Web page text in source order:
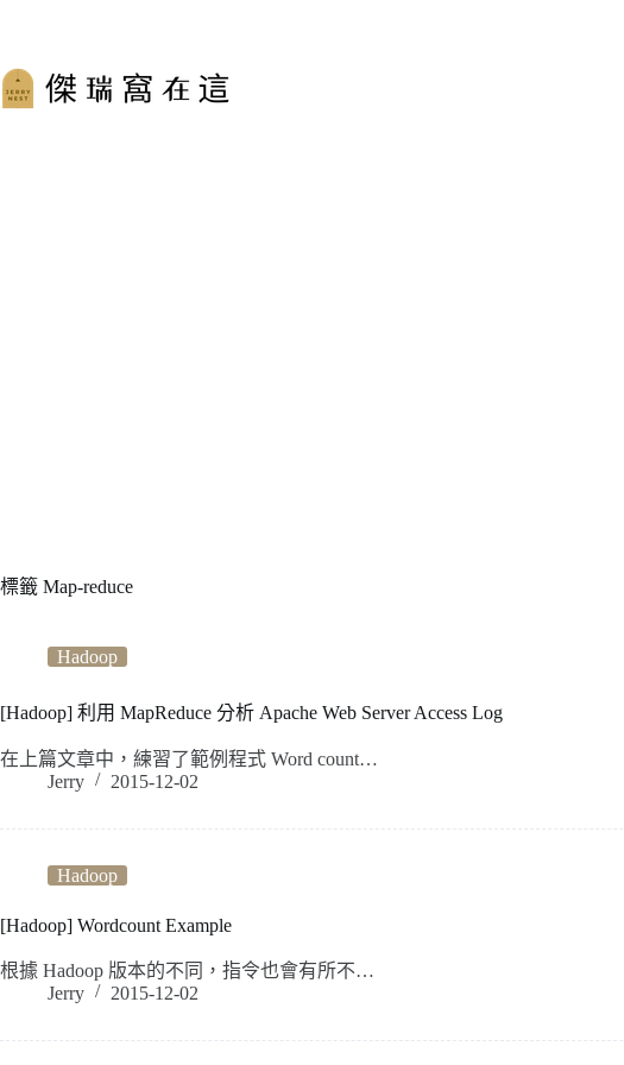
主
要
標籤 Map-reduce
Hadoop
[Hadoop] 利用 MapReduce 分析 Apache Web Server Access Log
在上篇文章中，練習了範例程式 Word count…
Jerry
2015-12-02
Hadoop
[Hadoop] Wordcount Example
根據 Hadoop 版本的不同，指令也會有所不…
Jerry
2015-12-02